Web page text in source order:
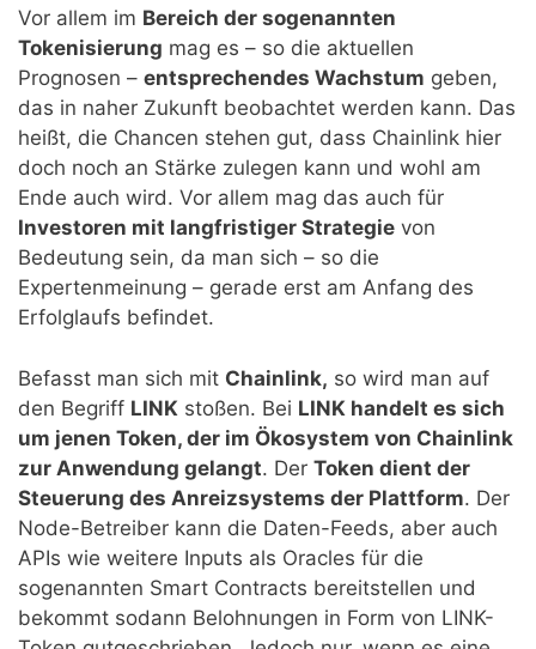
Vor allem im Bereich der sogenannten
Tokenisierung mag es – so die aktuellen
Prognosen – entsprechendes Wachstum geben,
das in naher Zukunft beobachtet werden kann. Das
heißt, die Chancen stehen gut, dass Chainlink hier
doch noch an Stärke zulegen kann und wohl am
Ende auch wird. Vor allem mag das auch für
Investoren mit langfristiger Strategie von
Bedeutung sein, da man sich – so die
Expertenmeinung – gerade erst am Anfang des
Erfolglaufs befindet.
Befasst man sich mit Chainlink, so wird man auf
den Begriff LINK stoßen. Bei LINK handelt es sich
um jenen Token, der im Ökosystem von Chainlink
zur Anwendung gelangt. Der Token dient der
Steuerung des Anreizsystems der Plattform. Der
Node-Betreiber kann die Daten-Feeds, aber auch
APIs wie weitere Inputs als Oracles für die
sogenannten Smart Contracts bereitstellen und
bekommt sodann Belohnungen in Form von LINK-